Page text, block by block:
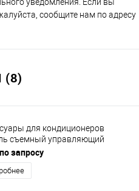
сообщите нам по адресу
для кондиционеров
съемный управляющий
HDN/WFN-02-01
с брендами Ballu,
Electrolux
запросу